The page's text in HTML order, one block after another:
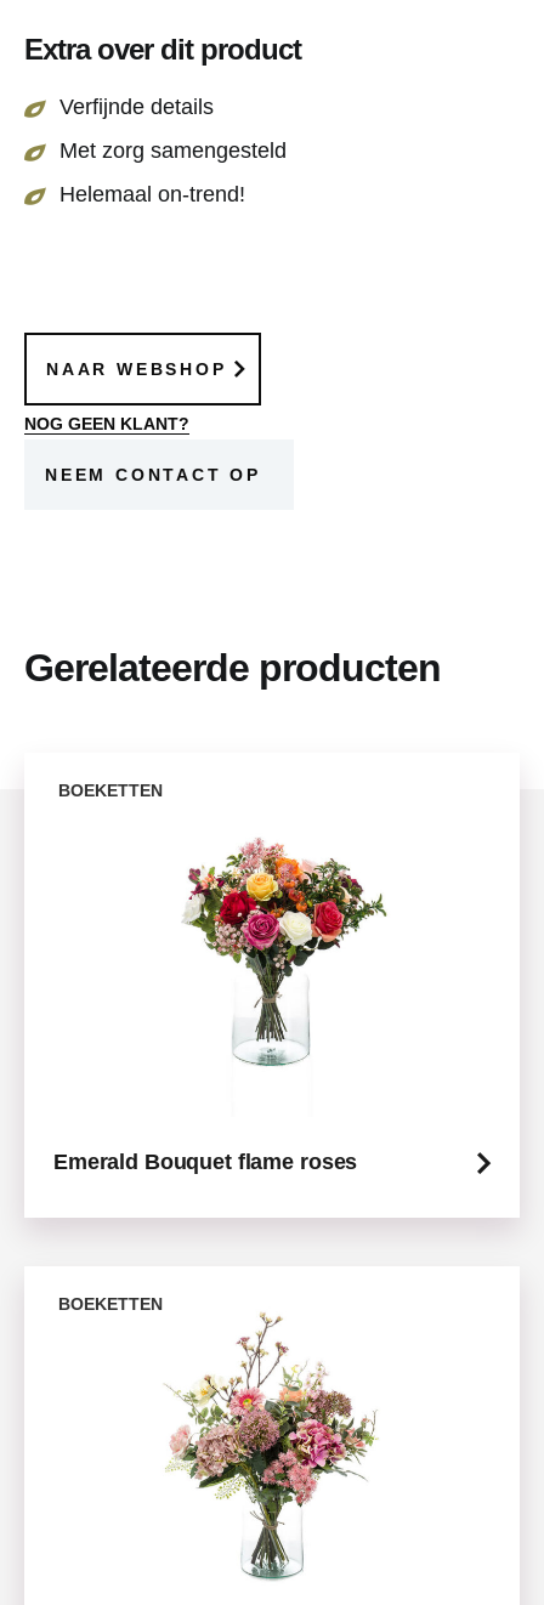
Extra over dit product
Verfijnde details
Met zorg samengesteld
Helemaal on-trend!
NAAR WEBSHOP
NOG GEEN KLANT?
NEEM CONTACT OP
Gerelateerde producten
BOEKETTEN
Emerald Bouquet flame roses
BOEKETTEN